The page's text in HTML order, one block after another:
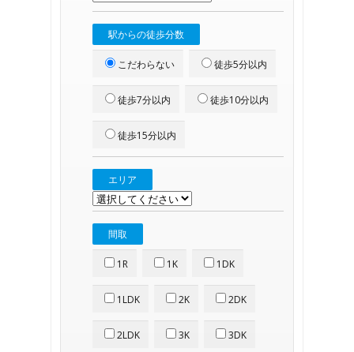
駅からの徒歩分数
こだわらない 徒歩5分以内
徒歩7分以内 徒歩10分以内
徒歩15分以内
エリア
間取
1R 1K 1DK
1LDK 2K 2DK
2LDK 3K 3DK